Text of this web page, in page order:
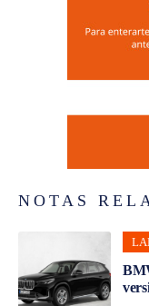
NOTAS